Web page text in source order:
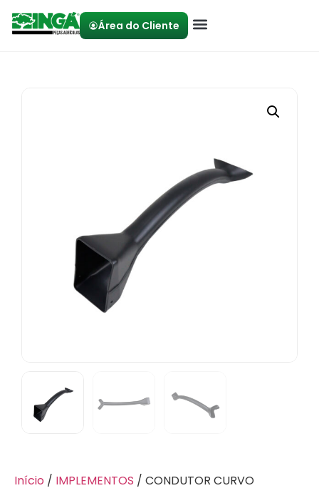
Área do Cliente
Início / IMPLEMENTOS / CONDUTOR CURVO